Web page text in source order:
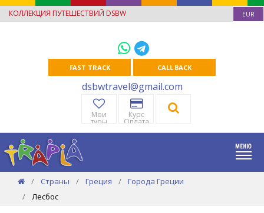
КОЛЛЕКЦИЯ ПУТЕШЕСТВИЙ DSBW EUR
FAST TRACK CALL BACK
dsbwtravel@gmail.com
Мои
туры
Курс
Оплата
Страны Греция
Города Греции
Лесбос